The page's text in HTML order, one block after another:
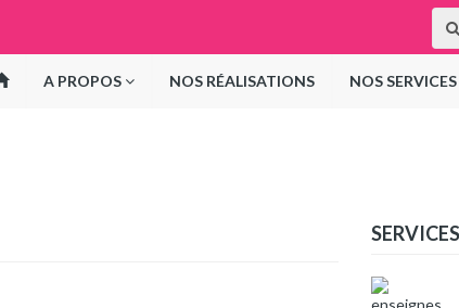
A PROPOS NOS RÉALISATIONS NOS SERVICES
SERVICES